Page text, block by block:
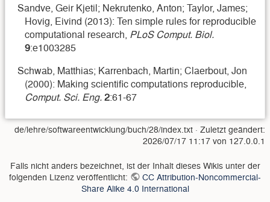
Sandve, Geir Kjetil; Nekrutenko, Anton; Taylor, James;
Hovig, Eivind (2013): Ten simple rules for reproducible
computational research, PLoS Comput. Biol.
9:e1003285
Schwab, Matthias; Karrenbach, Martin; Claerbout, Jon
(2000): Making scientific computations reproducible,
Comput. Sci. Eng.2:61-67
de/lehre/softwareentwicklung/buch/28/index.txt · Zuletzt geändert:
2026/07/17 11:17 von 127.0.0.1
Falls nicht anders bezeichnet, ist der Inhalt dieses Wikis unter der
folgenden Lizenz veröffentlicht:
CC Attribution-Noncommercial-
Share Alike 4.0 International